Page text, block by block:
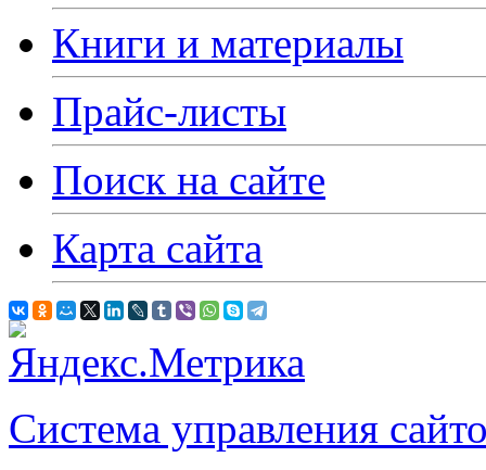
Книги и материалы
Прайс-листы
Поиск на сайте
Карта сайта
Система управления